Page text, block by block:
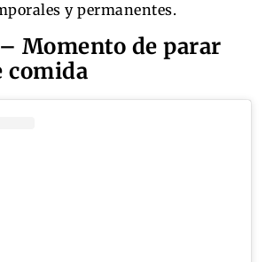
y permanentes.
Momento de parar
comida